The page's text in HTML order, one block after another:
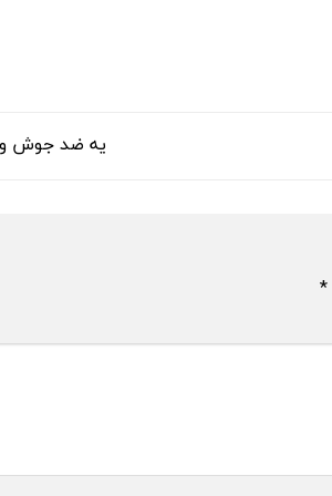
یه ضد جوش
*